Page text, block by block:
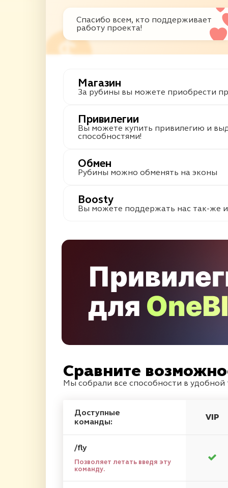
Спасибо всем, кто поддерживает
работу проекта!
Магазин
За рубины вы можете приобрести
Привилегии
Вы можете купить привилегию и
способностями!
Обмен
Рубины можно обменять на эконы
Boosty
Вы можете поддержать нас так-же
Сравните
Мы собрали все способности в удобной
Доступные
команды:
VIP
/fly
Позволяет летать введя эту
команду.